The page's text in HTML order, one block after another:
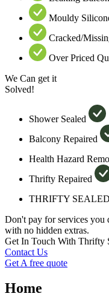
Mouldy
Cracked/
Over Priced
We Can get it
Solved!
Shower Sealed
Balcony Repaired
Health Hazard
Thrifty Repaired
THRIFTY SEALED
Don't pay for services
with no hidden extras.
Get In Touch With Thrifty
Contact Us
Get A free quote
Home